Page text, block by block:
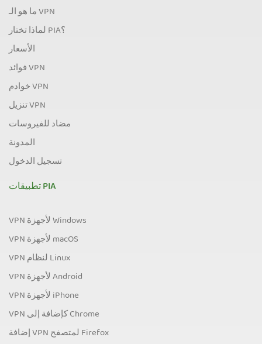
ما هو الـ VPN
لماذا تختار PIA؟
الأسعار
فوائد VPN
خوادم VPN
تنزيل VPN
مضاد للفيروسات
المدونة
تسجيل الدخول
تطبيقات PIA
VPN لأجهزة Windows
VPN لأجهزة macOS
VPN لنظام Linux
VPN لأجهزة Android
VPN لأجهزة iPhone
VPN كإضافة إلى Chrome
إضافة VPN لمتصفح Firefox